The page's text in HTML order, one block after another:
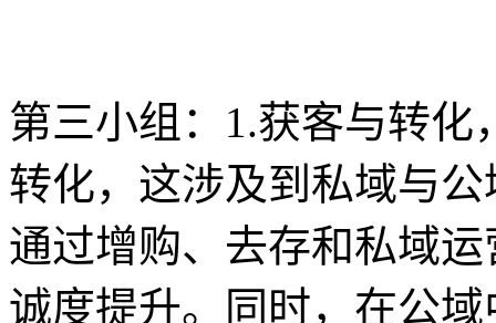
第三小组：1.获客与转
转化，这涉及到私域与
通过增购、去存和私域
诚度提升。同时，在公